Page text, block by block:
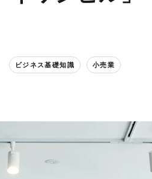
ビジネス基礎知識 小売業